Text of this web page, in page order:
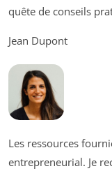
quête de conseils
Jean Dupont
Les ressources
entrepreneurial. Je